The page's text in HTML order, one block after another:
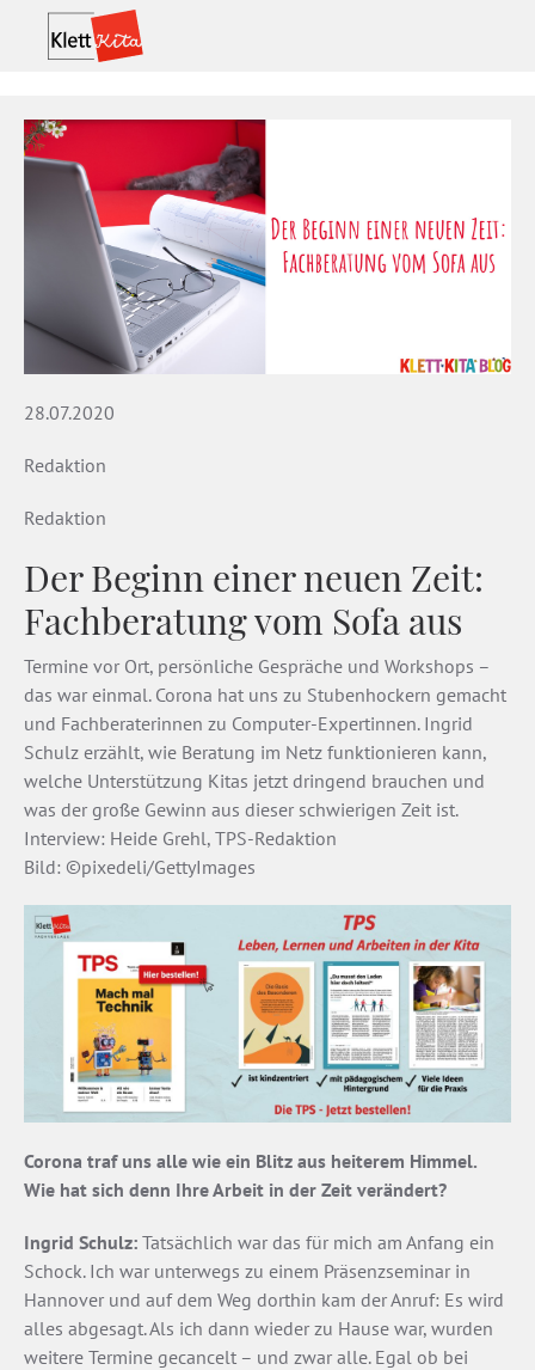
28.07.2020
Redaktion
Redaktion
Der Beginn einer neuen Zeit:
Fachberatung vom Sofa aus
Termine vor Ort, persönliche Gespräche und Workshops –
das war einmal. Corona hat uns zu Stubenhockern gemacht
und Fachberaterinnen zu Computer-Expertinnen. Ingrid
Schulz erzählt, wie Beratung im Netz funktionieren kann,
welche Unterstützung Kitas jetzt dringend brauchen und
was der große Gewinn aus dieser schwierigen Zeit ist.
Interview: Heide Grehl, TPS-Redaktion
Bild: ©pixedeli/GettyImages
Corona traf uns alle wie ein Blitz aus heiterem Himmel.
Wie hat sich denn Ihre Arbeit in der Zeit verändert?
Ingrid Schulz: Tatsächlich war das für mich am Anfang ein
Schock. Ich war unterwegs zu einem Präsenzseminar in
Hannover und auf dem Weg dorthin kam der Anruf: Es wird
alles abgesagt. Als ich dann wieder zu Hause war, wurden
weitere Termine gecancelt – und zwar alle. Egal ob bei